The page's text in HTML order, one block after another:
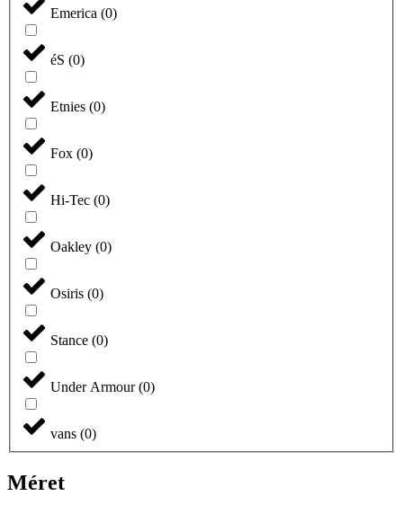
Emerica (0)
éS (0)
Etnies (0)
Fox (0)
Hi-Tec (0)
Oakley (0)
Osiris (0)
Stance (0)
Under Armour(0)
vans (0)
Méret